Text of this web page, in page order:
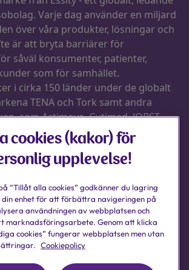
cookies (kakor) för
upplevelse!
“Tillåt alla cookies” godkänner du lagring
din enhet för att förbättra navigeringen på
användningen av webbplatsen och
marknadsföringsarbete. Genom att klicka
cookies” fungerar webbplatsen men utan
Cookiepolicy